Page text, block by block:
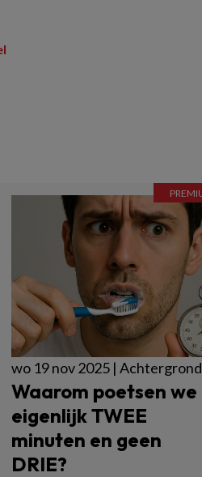
wo 19 nov 2025 | Achtergrond
Waarom poetsen we
eigenlijk TWEE
minuten en geen
DRIE?